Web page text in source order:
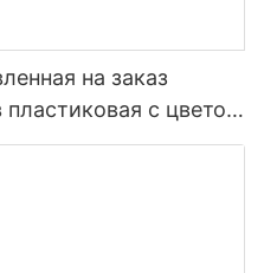
на заказ
с цветом
пить